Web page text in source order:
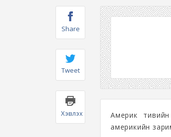
Share
Tweet
Хэвлэх
Америк
америкийн